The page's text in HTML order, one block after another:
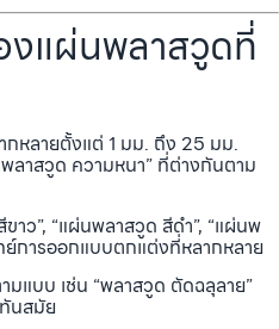
แผ่นพลาสวูดที่
หลายตั้งแต่ 1 มม. ถึง 25 มม.
ลาสวูด ความหนา” ที่ต่างกันตาม
าว”, “แผ่นพลาสวูด สีดำ”, “แผ่นพ
ย์การออกแบบตกแต่งที่หลากหลาย
มแบบ เช่น “พลาสวูด ตัดฉลุลาย”
นสมัย